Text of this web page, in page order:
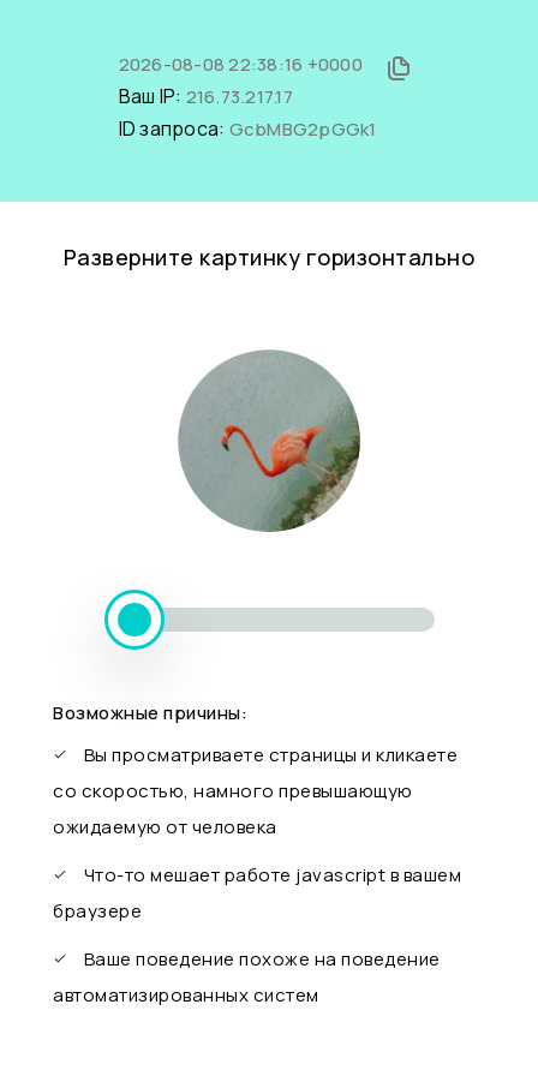
2026-08-08 22:38:16 +0000
Ваш IP: 216.73.217.17
ID запроса: GcbMBG2pGGk1
Разверните картинку горизонтально
Возможные причины:
Вы просматриваете страницы и кликаете
со скоростью, намного превышающую
ожидаемую от человека
Что-то мешает работе javascript в вашем
браузере
Ваше поведение похоже на поведение
автоматизированных систем